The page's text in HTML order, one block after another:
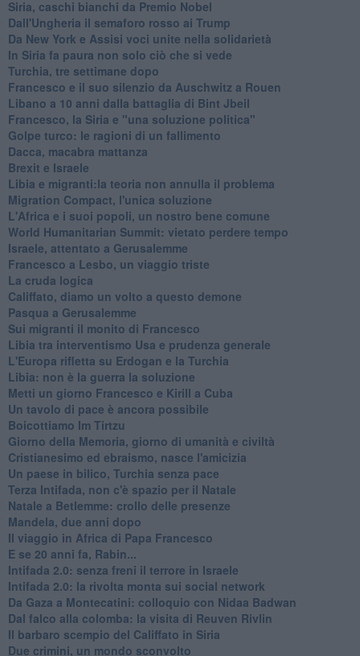
Siria, caschi bianchi da Premio Nobel
Dall'Ungheria il semaforo rosso ai Trump
Da New York e Assisi voci unite nella solidarietà
In Siria fa paura non solo ciò che si vede
Turchia, tre settimane dopo
Francesco e il suo silenzio da Auschwitz a Rouen
Libano a 10 anni dalla battaglia di Bint Jbeil
Francesco, la Siria e "una soluzione politica"
Golpe turco: le ragioni di un fallimento
Dacca, macabra mattanza
Brexit e Israele
Libia e migranti:la teoria non annulla il problema
Migration Compact, l'unica soluzione
L'Africa e i suoi popoli, un nostro bene comune
World Humanitarian Summit: vietato perdere tempo
Israele, attentato a Gerusalemme
Francesco a Lesbo, un viaggio triste
La cruda logica
Califfato, diamo un volto a questo demone
Pasqua a Gerusalemme
Sui migranti il monito di Francesco
Libia tra interventismo Usa e prudenza generale
L'Europa rifletta su Erdogan e la Turchia
Libia: non è la guerra la soluzione
Metti un giorno Francesco e Kirill a Cuba
Un tavolo di pace è ancora possibile
Boicottiamo Im Tirtzu
Giorno della Memoria, giorno di umanità e civiltà
Cristianesimo ed ebraismo, nasce l'amicizia
Un paese in bilico, Turchia senza pace
Terza Intifada, non c'è spazio per il Natale
Natale a Betlemme: crollo delle presenze
Mandela, due anni dopo
Il viaggio in Africa di Papa Francesco
E se 20 anni fa, Rabin...
Intifada 2.0: senza freni il terrore in Israele
Intifada 2.0: la rivolta monta sui social network
Da Gaza a Montecatini: colloquio con Nidaa Badwan
Dal falco alla colomba: la visita di Reuven Rivlin
Il barbaro scempio del Califfato in Siria
Due crimini, un mondo sconvolto